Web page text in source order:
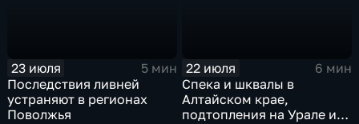
23 июля
5 мин
Последствия ливней
устраняют в регионах
Поволжья
22 июля
6 мин
Спека и шквалы в
Алтайском крае,
подтопления на Урале и